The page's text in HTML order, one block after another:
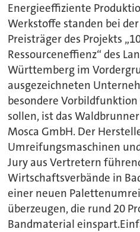
Energieeffiziente
Werkstoffe standen bei
Preisträger des Projekts
Ressourceneffienz“ des
Württemberg im
ausgezeichneten
besondere
sollen, ist das
Mosca GmbH. Der
Umreifungsmaschinen
Jury aus Vertretern
Wirtschaftsverbände in
einer neuen
überzeugen, die rund 20
Bandmaterial